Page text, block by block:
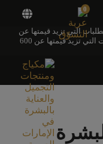
التي تزيد قيمتها عن
250 درهمًا إماراتيًا. شحن مجاني عالميًا للطلبات التي تزيد قيمتها عن 600
0